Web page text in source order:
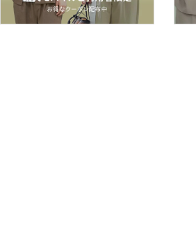
食器・調理器具・キッチ
ン用品